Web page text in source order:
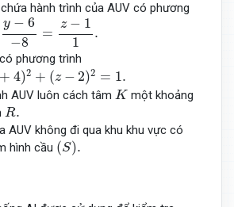
hành trình của AUV có phương
y − 6
−8
=
z − 1
1
.
6−8=z−1 1.
có phương trình
+ 4)2 + (z − 2)2 = 1.
2+ (z−2)2=1.
AUV luôn cách tâm K
K một khoảng
R.
R.
AUV không đi qua khu khu vực có
hình cầu (S).
(S).